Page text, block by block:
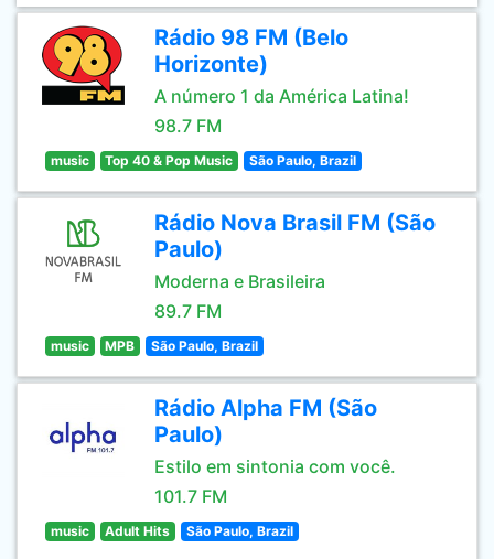
Rádio 98 FM (Belo
Horizonte)
A número 1 da América Latina!
98.7 FM
music Top 40 & Pop Music São Paulo, Brazil
Rádio Nova Brasil FM (São
Paulo)
Moderna e Brasileira
89.7 FM
music MPB São Paulo, Brazil
Rádio Alpha FM (São
Paulo)
Estilo em sintonia com você.
101.7 FM
music Adult Hits São Paulo, Brazil